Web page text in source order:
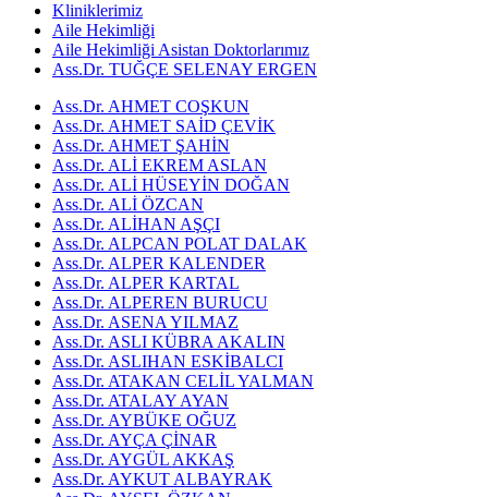
Kliniklerimiz
Aile Hekimliği
Aile Hekimliği Asistan Doktorlarımız
Ass.Dr. TUĞÇE SELENAY ERGEN
Ass.Dr. AHMET COŞKUN
Ass.Dr. AHMET SAİD ÇEVİK
Ass.Dr. AHMET ŞAHİN
Ass.Dr. ALİ EKREM ASLAN
Ass.Dr. ALİ HÜSEYİN DOĞAN
Ass.Dr. ALİ ÖZCAN
Ass.Dr. ALİHAN AŞÇI
Ass.Dr. ALPCAN POLAT DALAK
Ass.Dr. ALPER KALENDER
Ass.Dr. ALPER KARTAL
Ass.Dr. ALPEREN BURUCU
Ass.Dr. ASENA YILMAZ
Ass.Dr. ASLI KÜBRA AKALIN
Ass.Dr. ASLIHAN ESKİBALCI
Ass.Dr. ATAKAN CELİL YALMAN
Ass.Dr. ATALAY AYAN
Ass.Dr. AYBÜKE OĞUZ
Ass.Dr. AYÇA ÇİNAR
Ass.Dr. AYGÜL AKKAŞ
Ass.Dr. AYKUT ALBAYRAK